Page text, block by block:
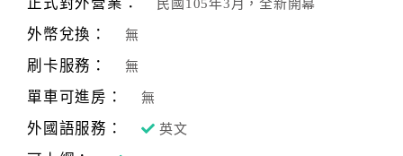
民國105年3月，全新開幕
外幣兌換： 無
刷卡服務： 無
單車可進房： 無
外國語服務： 英文